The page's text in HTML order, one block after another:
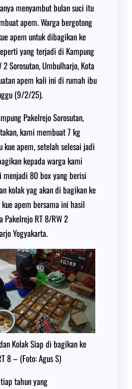
menyambut bulan suci itu
apem. Warga bergotong
apem untuk dibagikan ke
yang terjadi di Kampung
2 Sorosutan, Umbulharjo, Kota
apem kali ini di rumah ibu
(9/2/25).
Pakelrejo Sorosutan,
kami membuat 7 kg
kue apem, setelah selesai jadi
kepada warga kami
80 box yang berisi
kolak yag akan di bagikan ke
apem bersama ini hasil
Pakelrejo RT 8/RW 2
Yogyakarta.
Kolak Siap di bagikan ke
8 – (Foto: Agus S)
tahun yang